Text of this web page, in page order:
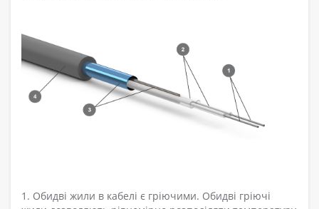
1. Обидві жили в кабелі є гріючими. Обидві гріючі